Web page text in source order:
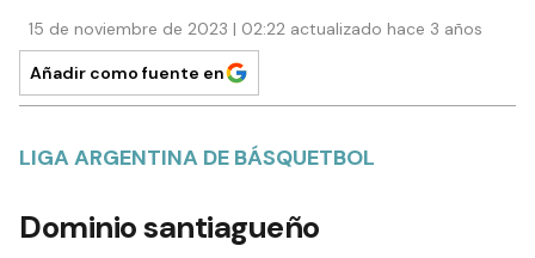
15 de noviembre de 2023 | 02:22 actualizado hace 3 años
Añadir como fuente en
LIGA ARGENTINA DE BÁSQUETBOL
Dominio santiagueño